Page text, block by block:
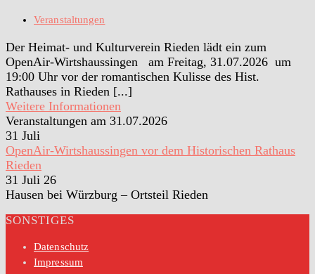
Veranstaltungen
Der Heimat- und Kulturverein Rieden lädt ein zum
OpenAir-Wirtshaussingen am Freitag, 31.07.2026 um
19:00 Uhr vor der romantischen Kulisse des Hist.
Rathauses in Rieden [...]
Weitere Informationen
Veranstaltungen am 31.07.2026
31 Juli
OpenAir-Wirtshaussingen vor dem Historischen Rathaus
Rieden
31 Juli 26
Hausen bei Würzburg – Ortsteil Rieden
SONSTIGES
Datenschutz
Impressum